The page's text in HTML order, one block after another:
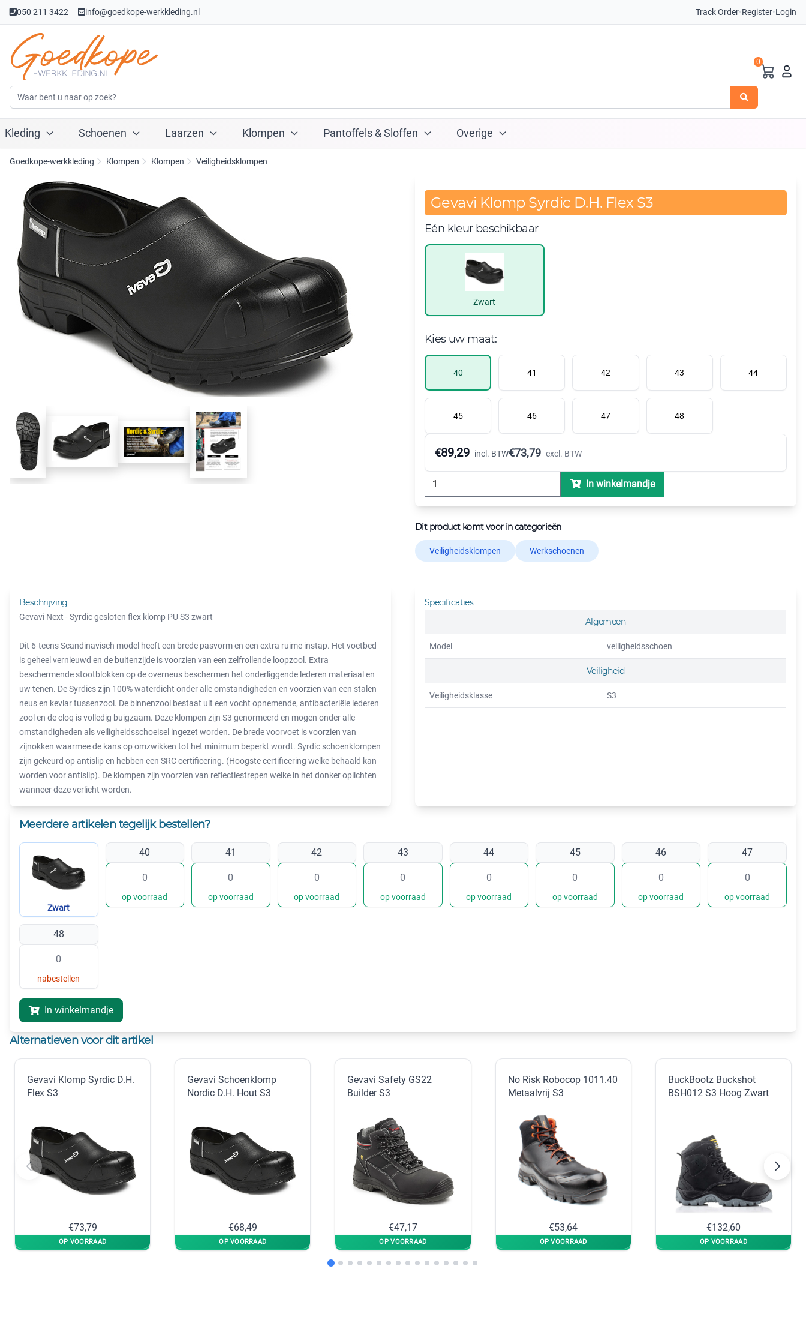
050 211 3422 info@goedkope-werkkleding.nl Track Order•Register•Login
0
Kleding Schoenen Laarzen Klompen Pantoffels & Sloffen Overige
Goedkope-werkkleding Klompen Klompen Veiligheidsklompen
Gevavi Klomp Syrdic D.H. Flex S3
Eén kleur beschikbaar
Zwart
Kies uw maat:
40 41 42 43 44
45 46 47 48
€89,29 incl. BTW€73,79 excl. BTW
In winkelmandje
Dit product komt voor in categorieën
Veiligheidsklompen Werkschoenen
Beschrijving
Gevavi Next - Syrdic gesloten flex klomp PU S3 zwart
Dit 6-teens Scandinavisch model heeft een brede pasvorm en een extra ruime instap. Het voetbed
is geheel vernieuwd en de buitenzijde is voorzien van een zelfrollende loopzool. Extra
beschermende stootblokken op de overneus beschermen het onderliggende lederen materiaal en
uw tenen. De Syrdics zijn 100% waterdicht onder alle omstandigheden en voorzien van een stalen
neus en kevlar tussenzool. De binnenzool bestaat uit een vocht opnemende, antibacteriële lederen
zool en de cloq is volledig buigzaam. Deze klompen zijn S3 genormeerd en mogen onder alle
omstandigheden als veiligheidsschoeisel ingezet worden. De brede voorvoet is voorzien van
zijnokken waarmee de kans op omzwikken tot het minimum beperkt wordt. Syrdic schoenklompen
zijn gekeurd op antislip en hebben een SRC certificering. (Hoogste certificering welke behaald kan
worden voor antislip). De klompen zijn voorzien van reflectiestrepen welke in het donker oplichten
wanneer deze verlicht worden.
Specificaties
Algemeen
Model veiligheidsschoen
Veiligheid
Veiligheidsklasse S3
Meerdere artikelen tegelijk bestellen?
Zwart
40
op voorraad
41
op voorraad
42
op voorraad
43
op voorraad
44
op voorraad
45
op voorraad
46
op voorraad
47
op voorraad
48
nabestellen
In winkelmandje
Alternatieven voor dit artikel
Gevavi Klomp Syrdic D.H.
Flex S3
€73,79
Gevavi Schoenklomp
Nordic D.H. Hout S3
€68,49
Gevavi Safety GS22
Builder S3
€47,17
No Risk Robocop 1011.40
Metaalvrij S3
€53,64
BuckBootz Buckshot
BSH012 S3 Hoog Zwart
€132,60